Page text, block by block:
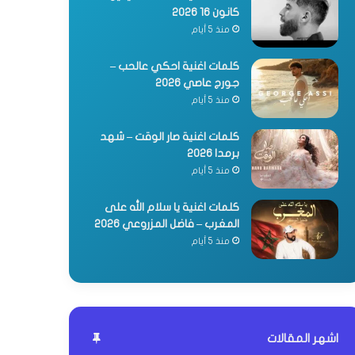
كانون 16 2026
منذ 5 أيام
كلمات اغنية احكي عالحب –
جورج عاصي 2026
منذ 5 أيام
كلمات اغنية صار الوقت – شهد
برمدا 2026
منذ 5 أيام
كلمات اغنية يا سلام الله على
المغرب – فاضل المزروعي 2026
منذ 5 أيام
اشهر المقالات